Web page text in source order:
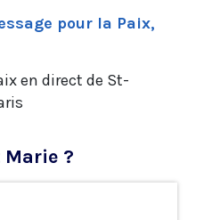
pour la Paix,
en direct de St-
Marie ?